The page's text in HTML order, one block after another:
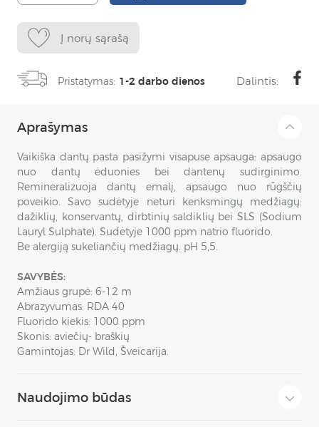
Į norų sąrašą
Pristatymas: 1-2 darbo dienos Dalintis:
Aprašymas
Vaikiška dantų pasta pasižymi visapuse apsauga: apsaugo
nuo dantų ėduonies bei dantenų sudirginimo.
Remineralizuoja dantų emalį, apsaugo nuo rūgščių
poveikio. Savo sudėtyje neturi kenksmingų medžiagų:
dažiklių, konservantų, dirbtinių saldiklių bei SLS (Sodium
Lauryl Sulphate). Sudėtyje 1000 ppm natrio fluorido.
Be alergiją sukeliančių medžiagų. pH 5,5.
SAVYBĖS:
Amžiaus grupė: 6-12 m
Abrazyvumas: RDA 40
Fluorido kiekis: 1000 ppm
Skonis: aviečių- braškių
Gamintojas: Dr Wild, Šveicarija.
Naudojimo būdas